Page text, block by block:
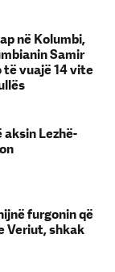
në Kolumbi,
Samir
të vuajë 14 vite
Lezhë-
furgonin që
Veriut, shkak